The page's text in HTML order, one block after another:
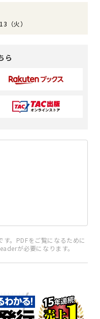
（火）
ら
す。PDFをご覧になるために
が必要になります。